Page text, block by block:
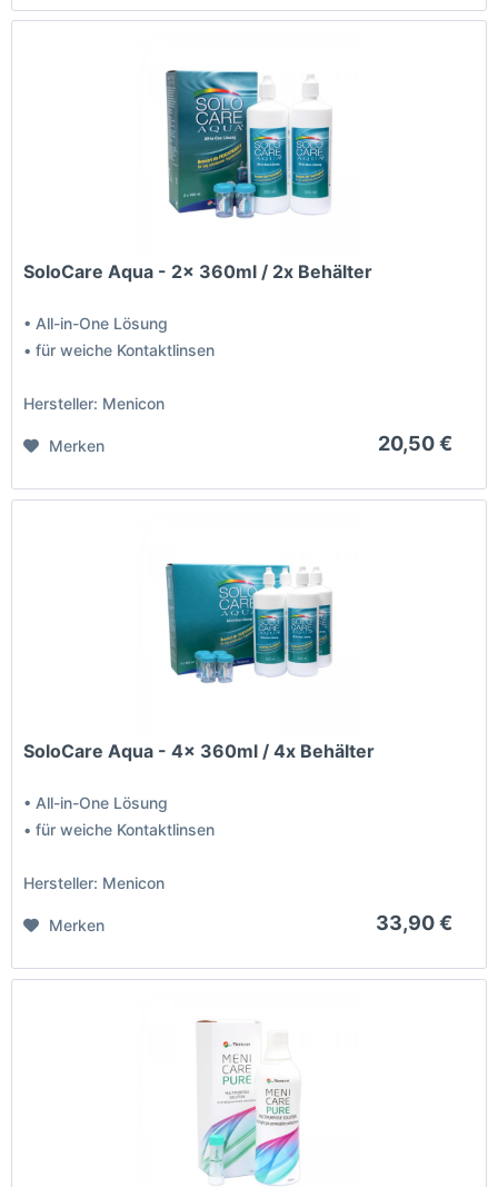
SoloCare Aqua - 2x 360ml / 2x Behälter
• All-in-One Lösung
• für weiche Kontaktlinsen
Hersteller: Menicon
20,50 €
Merken
SoloCare Aqua - 4x 360ml / 4x Behälter
• All-in-One Lösung
• für weiche Kontaktlinsen
Hersteller: Menicon
33,90 €
Merken